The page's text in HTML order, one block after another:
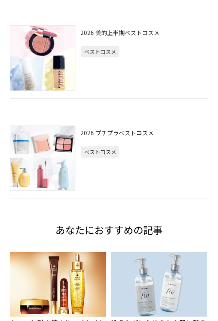
2026 美的上半期ベストコスメ
ベストコスメ
2026 プチプラベストコスメ
ベストコスメ
あなたにおすすめの記事